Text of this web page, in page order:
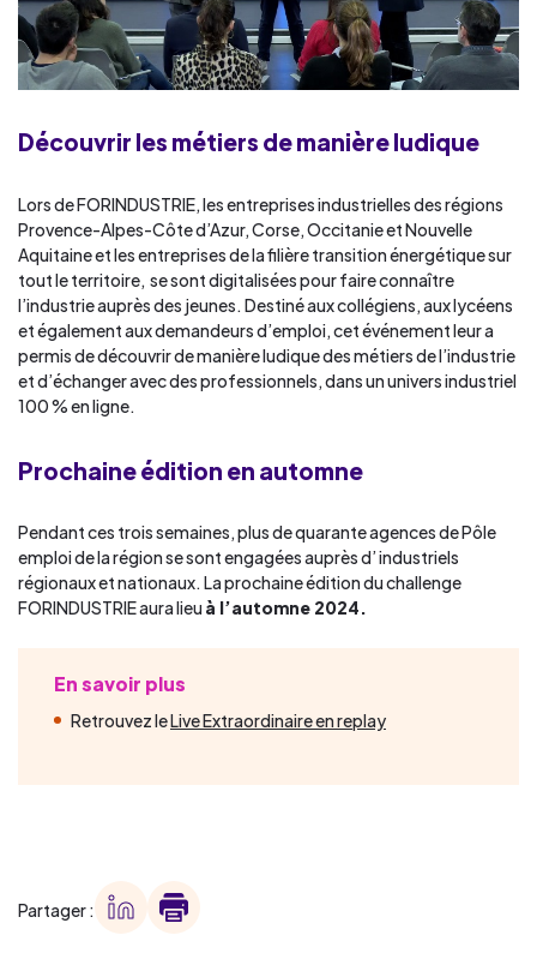
Découvrir les métiers de manière ludique
Lors de FORINDUSTRIE, les entreprises industrielles des régions
Provence-Alpes-Côte d’Azur, Corse, Occitanie et Nouvelle
Aquitaine et les entreprises de la filière transition énergétique sur
tout le territoire, se sont digitalisées pour faire connaître
l’industrie auprès des jeunes. Destiné aux collégiens, aux lycéens
et également aux demandeurs d’emploi, cet événement leur a
permis de découvrir de manière ludique des métiers de l’industrie
et d’échanger avec des professionnels, dans un univers industriel
100 % en ligne.
Prochaine édition en automne
Pendant ces trois semaines, plus de quarante agences de Pôle
emploi de la région se sont engagées auprès d’ industriels
régionaux et nationaux. La prochaine édition du challenge
FORINDUSTRIE aura lieu à l’automne 2024.
En savoir plus
Retrouvez leLive Extraordinaire en replay
Partager :